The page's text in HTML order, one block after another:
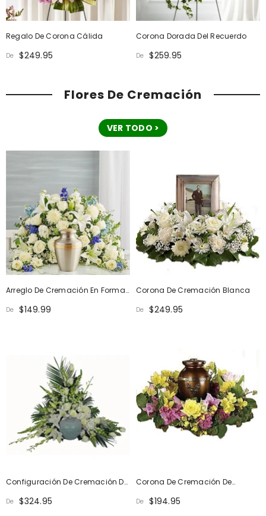
Regalo De Corona Cálida
De $249.95
Corona Dorada Del Recuerdo
De $259.95
Flores De Cremación
VER TODO >
Arreglo De Cremación En Forma
De Media Luna: Azul Y Blanco
De $149.99
Corona De Cremación Blanca
De $249.95
Configuración De Cremación De
Lujo Simple Devotion
De $324.95
Corona De Cremación De
Primavera
De $194.95